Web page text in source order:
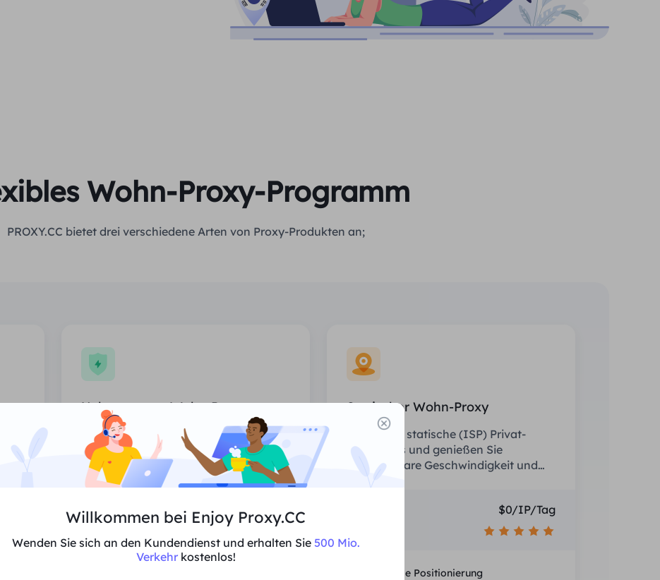
Wohn-Proxy-Programm
PROXY.CC bietet drei verschiedene Arten von Proxy-Produkten an;
Unbegrenzter Wohn-Proxy
Unbegrenzte Nutzung von Wohn-
Proxies, zufällig zugewiesene Länder.
Preis $0/Tag
Statischer Wohn-Proxy
Rüsten Sie statische (ISP) Privat-
Proxys aus und genießen Sie
unschlagbare Geschwindigkeit und
Stabilität.
$0/IP/Tag
Nationale Positionierung
Willkommen bei Enjoy Proxy.CC
Wenden Sie sich an den Kundendienst und erhalten Sie 500 Mio.
Verkehrkostenlos!